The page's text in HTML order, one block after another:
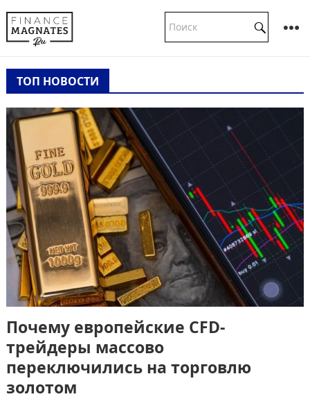
ТОП НОВОСТИ
Почему европейские CFD-
трейдеры массово
переключились на торговлю
золотом